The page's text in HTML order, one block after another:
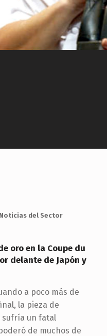
Noticias del Sector
oro en la Coupe du
delante de Japón y
a poco más de
la pieza de
sufría un fatal
de muchos de